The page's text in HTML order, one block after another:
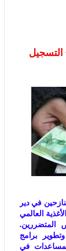
التسجيل
في دير
العالمي
المتضررين.
برامج
في